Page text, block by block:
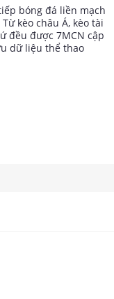
bóng đá liền mạch
kèo châu Á, kèo tài
đều được 7MCN cập
dữ liệu thể thao
quả hơn.
Dĩ An, Bình Dương,